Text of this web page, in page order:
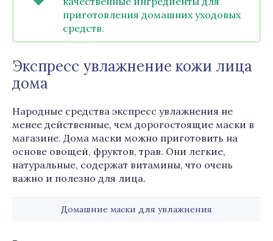
приготовления домашних уходовых
средств.
Экспресс увлажнение кожи лица
дома
Народные средства экспресс увлажнения не
менее действенные, чем дорогостоящие маски в
магазине. Дома маски можно приготовить на
основе овощей, фруктов, трав. Они легкие,
натуральные, содержат витамины, что очень
важно и полезно для лица.
Домашние маски для увлажнения